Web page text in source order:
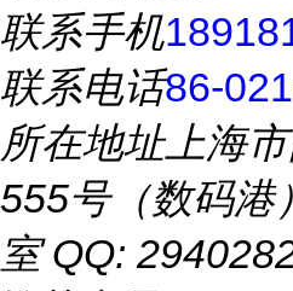
联系手机
联系电话86-
所在地址上海
555号（数码港
室 QQ: